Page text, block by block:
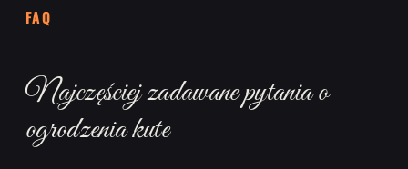
FAQ
Najczęściej zadawane pytania o
ogrodzenia kute